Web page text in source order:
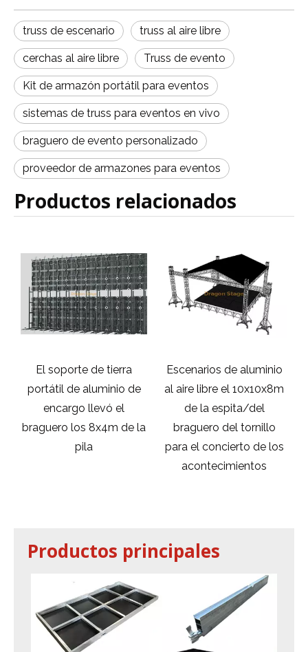
truss de escenario truss al aire libre
cerchas al aire libre Truss de evento
Kit de armazón portátil para eventos
sistemas de truss para eventos en vivo
braguero de evento personalizado
proveedor de armazones para eventos
Productos relacionados
El soporte de tierra
portátil de aluminio de
encargo llevó el
braguero los 8x4m de la
pila
Escenarios de aluminio
al aire libre el 10x10x8m
de la espita/del
braguero del tornillo
para el concierto de los
acontecimientos
Productos principales